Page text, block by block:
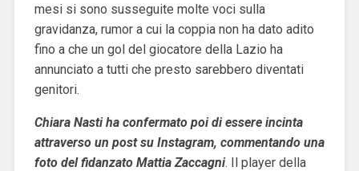
mesi si sono susseguite molte voci sulla
gravidanza, rumor a cui la coppia non ha dato adito
fino a che un gol del giocatore della Lazio ha
annunciato a tutti che presto sarebbero diventati
genitori.
Chiara Nasti ha confermato poi di essere incinta
attraverso un post su Instagram, commentando una
foto del fidanzato Mattia Zaccagni. Il player della